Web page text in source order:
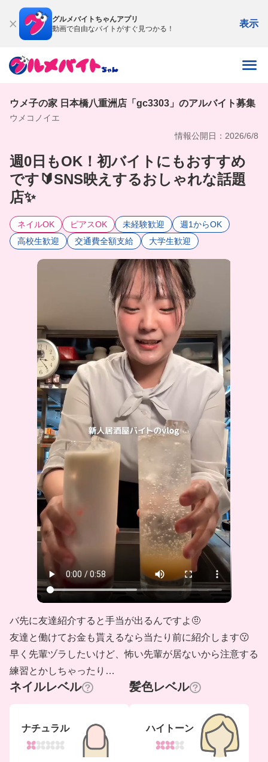
グルメバイトちゃんアプリ
動画で自由なバイトがすぐ見つかる！
表示
ウメ子の家 日本橋八重洲店「gc3303」のアルバイト募集
ウメコノイエ
情報公開日：2026/6/8
週0日もOK！初バイトにもおすすめ
です🔰SNS映えするおしゃれな話題
店✨
ネイルOK ピアスOK 未経験歓迎
週1からOK
高校生歓迎
交通費全額支給 大学生歓迎
バ先に友達紹介すると手当が出るんですよ🤨
友達と働けてお金も貰えるなら当たり前に紹介します😗
早く先輩ヅラしたいけど、怖い先輩が居ないから注意する
練習とかしちゃったり…
ネイルレベル
ナチュラル
髪色レベル
ハイトーン